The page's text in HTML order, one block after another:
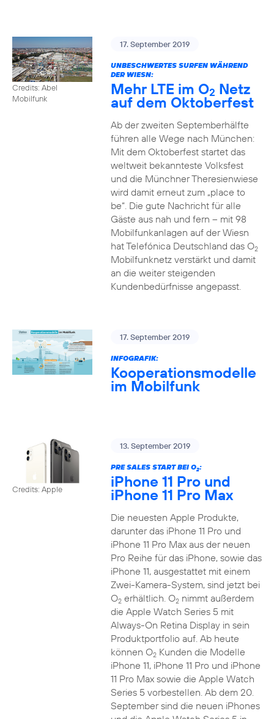
Credits: Abel
Mobilfunk
17. September 2019
UNBESCHWERTES SURFEN WÄHREND
DER WIESN:
Mehr LTE im O2 Netz
auf dem Oktoberfest
Ab der zweiten Septemberhälfte
führen alle Wege nach München:
Mit dem Oktoberfest startet das
weltweit bekannteste Volksfest
und die Münchner Theresienwiese
wird damit erneut zum „place to
be“. Die gute Nachricht für alle
Gäste aus nah und fern – mit 98
Mobilfunkanlagen auf der Wiesn
hat Telefónica Deutschland das O2
Mobilfunknetz verstärkt und damit
an die weiter steigenden
Kundenbedürfnisse angepasst.
17. September 2019
INFOGRAFIK:
Kooperationsmodelle
im Mobilfunk
Credits: Apple
13. September 2019
PRE SALES START BEI O2:
iPhone 11 Pro und
iPhone 11 Pro Max
Die neuesten Apple Produkte,
darunter das iPhone 11 Pro und
iPhone 11 Pro Max aus der neuen
Pro Reihe für das iPhone, sowie das
iPhone 11, ausgestattet mit einem
Zwei-Kamera-System, sind jetzt bei
O2erhältlich. O2nimmt außerdem
die Apple Watch Series 5 mit
Always-On Retina Display in sein
Produktportfolio auf. Ab heute
können O2Kunden die Modelle
iPhone 11, iPhone 11 Pro und iPhone
11 Pro Max sowie die Apple Watch
Series 5 vorbestellen. Ab dem 20.
September sind die neuen iPhones